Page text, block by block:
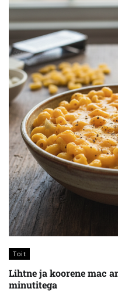
Toit
Lihtne ja koorene mac
minutitega